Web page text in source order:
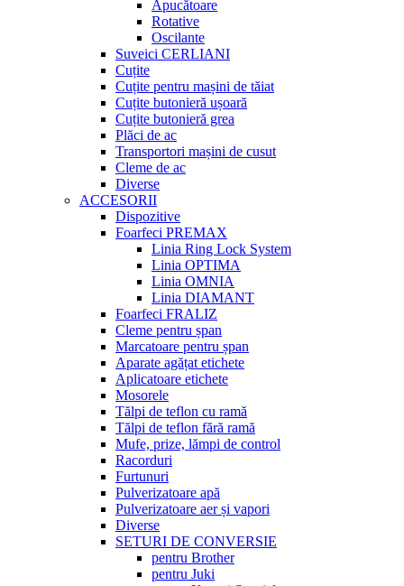
Apucătoare
Rotative
Oscilante
Suveici CERLIANI
Cuțite
Cuțite pentru mașini de tăiat
Cuțite butonieră ușoară
Cuțite butonieră grea
Plăci de ac
Transportori mașini de cusut
Cleme de ac
Diverse
ACCESORII
Dispozitive
Foarfeci PREMAX
Linia Ring Lock System
Linia OPTIMA
Linia OMNIA
Linia DIAMANT
Foarfeci FRALIZ
Cleme pentru șpan
Marcatoare pentru șpan
Aparate agățat etichete
Aplicatoare etichete
Mosorele
Tălpi de teflon cu ramă
Tălpi de teflon fără ramă
Mufe, prize, lămpi de control
Racorduri
Furtunuri
Pulverizatoare apă
Pulverizatoare aer și vapori
Diverse
SETURI DE CONVERSIE
pentru Brother
pentru Juki